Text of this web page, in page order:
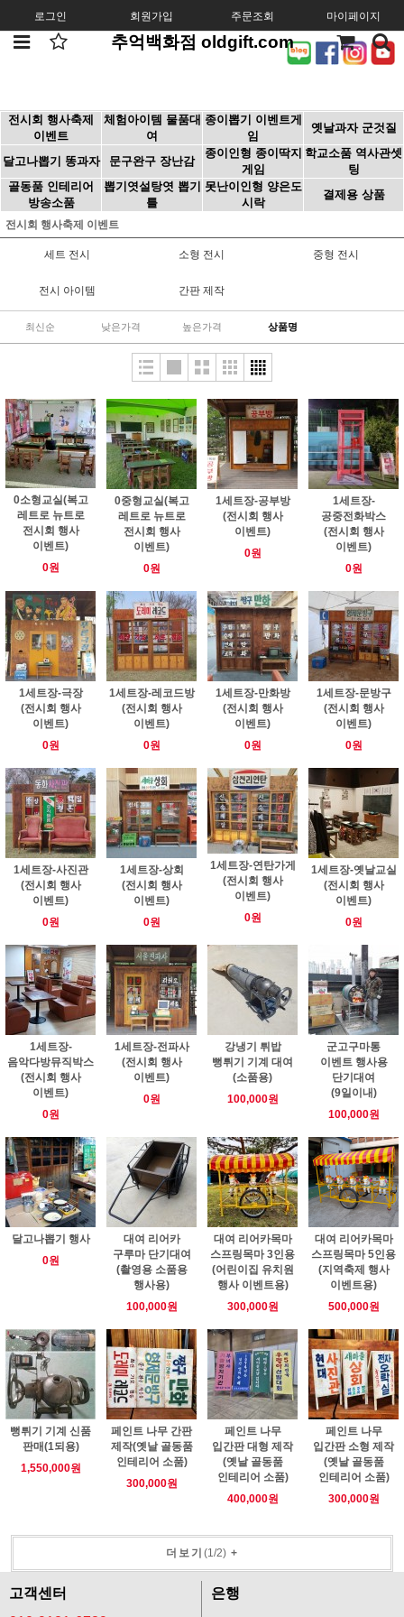
로그인 회원가입 주문조회 마이페이지
추억백화점 oldgift.com
전시회 행사축제
이벤트
체험아이템 물품대
여
종이뽑기 이벤트게
임
옛날과자 군것질
달고나뽑기 똥과자 문구완구 장난감
종이인형 종이딱지
게임
학교소품 역사관셋
팅
골동품 인테리어
방송소품
뽑기엿설탕엿 뽑기
틀
못난이인형 양은도
시락
결제용 상품
전시회 행사축제 이벤트
세트 전시 소형 전시 중형 전시
전시 아이템 간판 제작
최신순 낮은가격 높은가격 상품명
0소형교실(복고
레트로 뉴트로
전시회 행사
이벤트)
0원
0중형교실(복고
레트로 뉴트로
전시회 행사
이벤트)
0원
1세트장-공부방
(전시회 행사
이벤트)
0원
1세트장-
공중전화박스
(전시회 행사
이벤트)
0원
1세트장-극장
(전시회 행사
이벤트)
0원
1세트장-레코드방
(전시회 행사
이벤트)
0원
1세트장-만화방
(전시회 행사
이벤트)
0원
1세트장-문방구
(전시회 행사
이벤트)
0원
1세트장-사진관
(전시회 행사
이벤트)
0원
1세트장-상회
(전시회 행사
이벤트)
0원
1세트장-연탄가게
(전시회 행사
이벤트)
0원
1세트장-옛날교실
(전시회 행사
이벤트)
0원
1세트장-
음악다방뮤직박스
(전시회 행사
이벤트)
0원
1세트장-전파사
(전시회 행사
이벤트)
0원
강냉기 튀밥
뻥튀기 기계 대여
(소품용)
100,000원
군고구마통
이벤트 행사용
단기대여
(9일이내)
100,000원
달고나뽑기 행사
0원
대여 리어카
구루마 단기대여
(촬영용 소품용
행사용)
100,000원
대여 리어카목마
스프링목마 3인용
(어린이집 유치원
행사 이벤트용)
300,000원
대여 리어카목마
스프링목마 5인용
(지역축제 행사
이벤트용)
500,000원
뻥튀기 기계 신품
판매(1되용)
1,550,000원
페인트 나무 간판
제작(옛날 골동품
인테리어 소품)
300,000원
페인트 나무
입간판 대형 제작
(옛날 골동품
인테리어 소품)
400,000원
페인트 나무
입간판 소형 제작
(옛날 골동품
인테리어 소품)
300,000원
더보기 (1/2)+
고객센터
은행